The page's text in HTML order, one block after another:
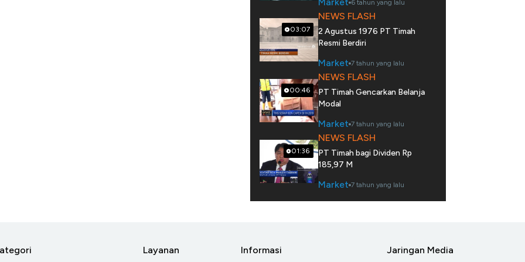
6 tahun yang lalu
03:07
NEWS FLASH
2 Agustus 1976 PT Timah
Resmi Berdiri
Market 7 tahun yang lalu
00:46
NEWS FLASH
PT Timah Gencarkan Belanja
Modal
Market 7 tahun yang lalu
01:36
NEWS FLASH
PT Timah bagi Dividen Rp
185,97 M
Market 7 tahun yang lalu
Layanan Informasi Jaringan Media